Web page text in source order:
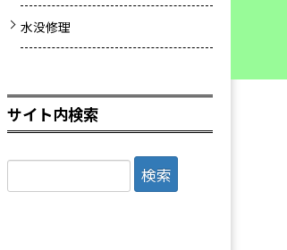
水没修理
サイト内検索
検
索: